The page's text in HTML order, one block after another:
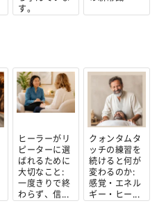
す。
ヒーラーがリ
ピーターに選
ばれるために
大切なこと:
一度きりで終
わらず、信...
クォンタムタ
ッチの練習を
続けると何が
変わるのか:
感覚・エネル
ギー・ヒー...